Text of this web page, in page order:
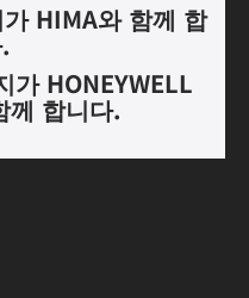
HIMA와 함께 합
가 HONEYWELL
께 합니다.